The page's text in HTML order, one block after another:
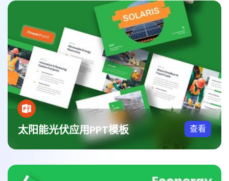
太阳能光伏应用PPT模板 查看